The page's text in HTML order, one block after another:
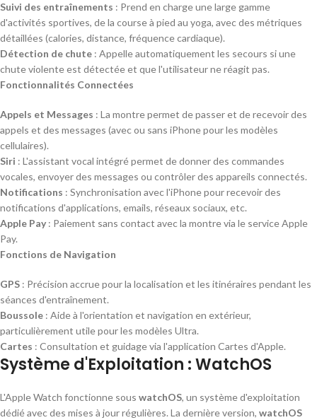
Suivi des entraînements : Prend en charge une large gamme
d'activités sportives, de la course à pied au yoga, avec des métriques
détaillées (calories, distance, fréquence cardiaque).
Détection de chute : Appelle automatiquement les secours si une
chute violente est détectée et que l'utilisateur ne réagit pas.
Fonctionnalités Connectées
Appels et Messages : La montre permet de passer et de recevoir des
appels et des messages (avec ou sans iPhone pour les modèles
cellulaires).
Siri : L'assistant vocal intégré permet de donner des commandes
vocales, envoyer des messages ou contrôler des appareils connectés.
Notifications : Synchronisation avec l'iPhone pour recevoir des
notifications d'applications, emails, réseaux sociaux, etc.
Apple Pay : Paiement sans contact avec la montre via le service Apple
Pay.
Fonctions de Navigation
GPS : Précision accrue pour la localisation et les itinéraires pendant les
séances d'entraînement.
Boussole : Aide à l'orientation et navigation en extérieur,
particulièrement utile pour les modèles Ultra.
Cartes : Consultation et guidage via l'application Cartes d'Apple.
Système d'Exploitation : WatchOS
L'Apple Watch fonctionne sous watchOS, un système d'exploitation
dédié avec des mises à jour régulières. La dernière version, watchOS